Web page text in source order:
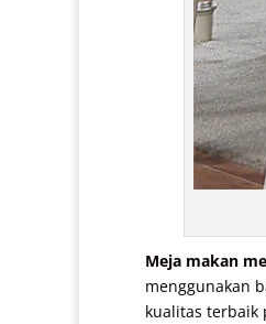
Meja makan
menggunakan
kualitas terbaik